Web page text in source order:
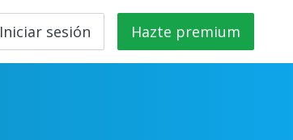
Iniciar sesión Hazte premium